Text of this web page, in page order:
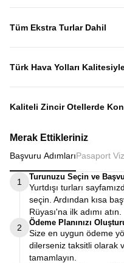
Japonya ve Güney
duraklarını aceleye
Tüm Ekstra Turlar Dahil
Yola çıktığınızda sürpriz
Ekstra tur ücreti alınmaz;
Türk Hava Yolları
Dünyanın en iyi
Yolları’nın konforu ve
Kaliteli Zincir Otellerde
kalınırken, Avrupa
otellerde konaklayarak
Merak Ettikleriniz
Başvuru AdımlarıPasaport
1
Turunuzu Seçin ve
Yurtdışı turları
seçin. Ardından kısa
Rüyası'na ilk adımı atın.
2
Ödeme Planınızı
Size en uygun ödeme
dilerseniz taksitli olarak
tamamlayın.